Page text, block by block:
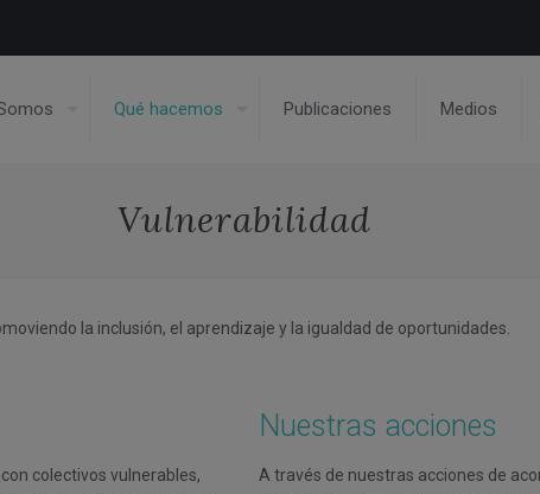
Qué hacemos Publicaciones Medios
Vulnerabilidad
la inclusión, el aprendizaje y la igualdad de oportunidades.
colectivos vulnerables,
Nuestras acciones
A través de nuestras acciones de